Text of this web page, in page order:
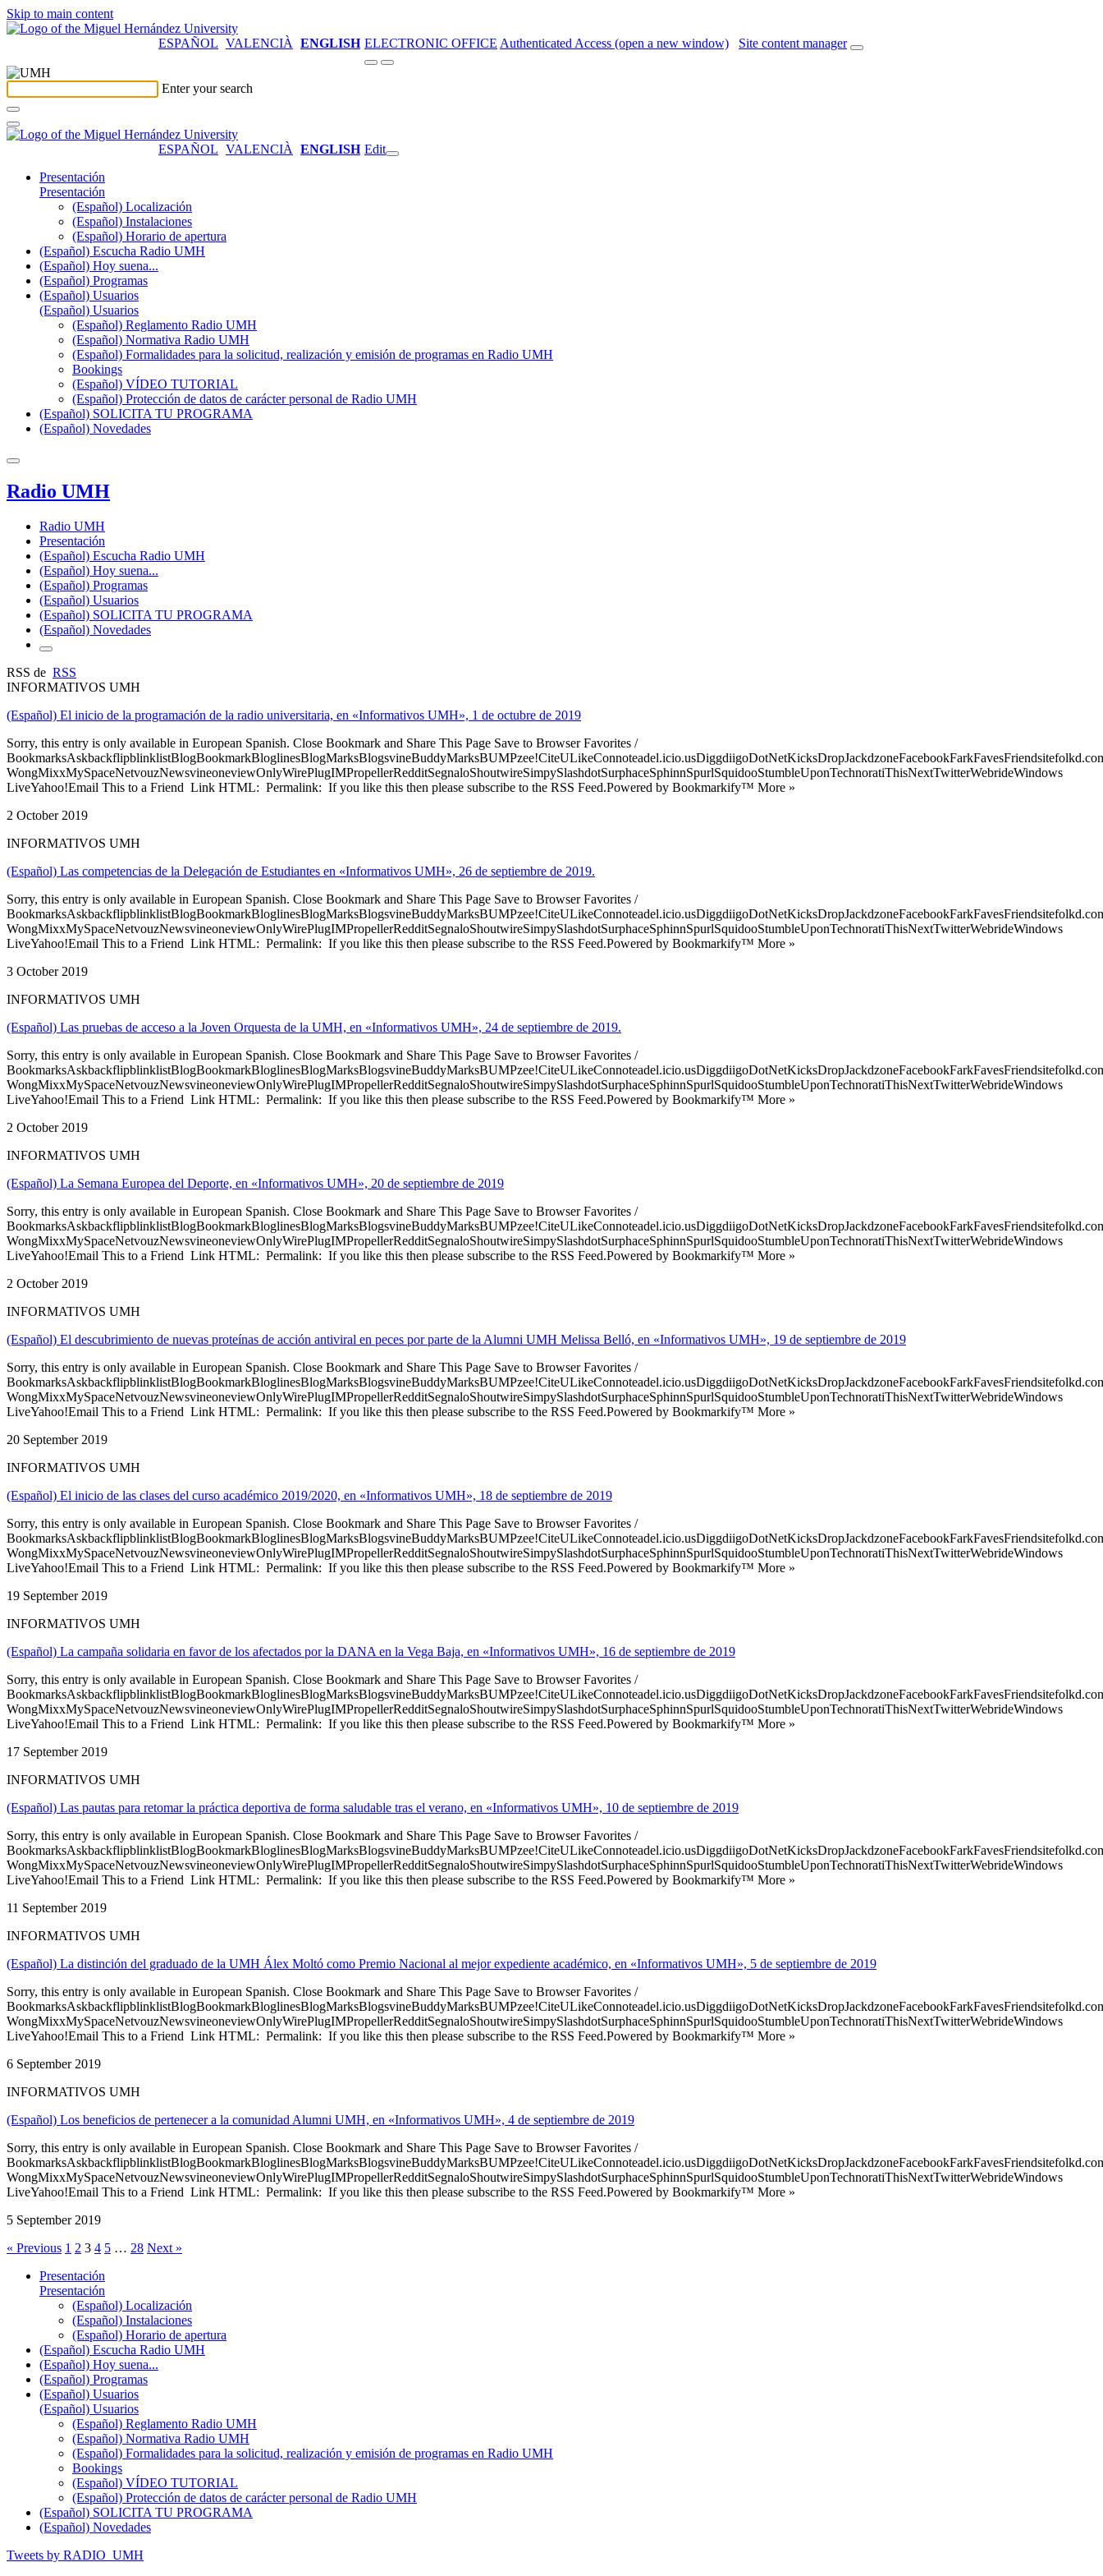
Skip to main content
ESPAÑOL VALENCIÀ ENGLISH ELECTRONIC OFFICE Authenticated Access (open a new window) Site content manager
Enter your search
ESPAÑOL VALENCIÀ ENGLISH Edit
Presentación
Presentación
(Español) Localización
(Español) Instalaciones
(Español) Horario de apertura
(Español) Escucha Radio UMH
(Español) Hoy suena...
(Español) Programas
(Español) Usuarios
(Español) Usuarios
(Español) Reglamento Radio UMH
(Español) Normativa Radio UMH
(Español) Formalidades para la solicitud, realización y emisión de programas en Radio UMH
Bookings
(Español) VÍDEO TUTORIAL
(Español) Protección de datos de carácter personal de Radio UMH
(Español) SOLICITA TU PROGRAMA
(Español) Novedades
Radio UMH
Radio UMH
Presentación
(Español) Escucha Radio UMH
(Español) Hoy suena...
(Español) Programas
(Español) Usuarios
(Español) SOLICITA TU PROGRAMA
(Español) Novedades
RSS de RSS
INFORMATIVOS UMH
(Español) El inicio de la programación de la radio universitaria, en «Informativos UMH», 1 de octubre de 2019
Sorry, this entry is only available in European Spanish. Close Bookmark and Share This Page Save to Browser Favorites /
WongMixxMySpaceNetvouzNewsvineoneviewOnlyWirePlugIMPropellerRedditSegnaloShoutwireSimpySlashdotSurphaceSphinnSpurlSquidooStumbleUponTechnoratiThisNextTwitterWebrideWindows
LiveYahoo!Email This to a Friend Link HTML: Permalink: If you like this then please subscribe to the RSS Feed.Powered by Bookmarkify™ More »
2 October 2019
INFORMATIVOS UMH
(Español) Las competencias de la Delegación de Estudiantes en «Informativos UMH», 26 de septiembre de 2019.
Sorry, this entry is only available in European Spanish. Close Bookmark and Share This Page Save to Browser Favorites /
WongMixxMySpaceNetvouzNewsvineoneviewOnlyWirePlugIMPropellerRedditSegnaloShoutwireSimpySlashdotSurphaceSphinnSpurlSquidooStumbleUponTechnoratiThisNextTwitterWebrideWindows
LiveYahoo!Email This to a Friend Link HTML: Permalink: If you like this then please subscribe to the RSS Feed.Powered by Bookmarkify™ More »
3 October 2019
INFORMATIVOS UMH
(Español) Las pruebas de acceso a la Joven Orquesta de la UMH, en «Informativos UMH», 24 de septiembre de 2019.
Sorry, this entry is only available in European Spanish. Close Bookmark and Share This Page Save to Browser Favorites /
WongMixxMySpaceNetvouzNewsvineoneviewOnlyWirePlugIMPropellerRedditSegnaloShoutwireSimpySlashdotSurphaceSphinnSpurlSquidooStumbleUponTechnoratiThisNextTwitterWebrideWindows
LiveYahoo!Email This to a Friend Link HTML: Permalink: If you like this then please subscribe to the RSS Feed.Powered by Bookmarkify™ More »
2 October 2019
INFORMATIVOS UMH
(Español) La Semana Europea del Deporte, en «Informativos UMH», 20 de septiembre de 2019
Sorry, this entry is only available in European Spanish. Close Bookmark and Share This Page Save to Browser Favorites /
WongMixxMySpaceNetvouzNewsvineoneviewOnlyWirePlugIMPropellerRedditSegnaloShoutwireSimpySlashdotSurphaceSphinnSpurlSquidooStumbleUponTechnoratiThisNextTwitterWebrideWindows
LiveYahoo!Email This to a Friend Link HTML: Permalink: If you like this then please subscribe to the RSS Feed.Powered by Bookmarkify™ More »
2 October 2019
INFORMATIVOS UMH
(Español) El descubrimiento de nuevas proteínas de acción antiviral en peces por parte de la Alumni UMH Melissa Belló, en «Informativos UMH», 19 de septiembre de 2019
Sorry, this entry is only available in European Spanish. Close Bookmark and Share This Page Save to Browser Favorites /
WongMixxMySpaceNetvouzNewsvineoneviewOnlyWirePlugIMPropellerRedditSegnaloShoutwireSimpySlashdotSurphaceSphinnSpurlSquidooStumbleUponTechnoratiThisNextTwitterWebrideWindows
LiveYahoo!Email This to a Friend Link HTML: Permalink: If you like this then please subscribe to the RSS Feed.Powered by Bookmarkify™ More »
20 September 2019
INFORMATIVOS UMH
(Español) El inicio de las clases del curso académico 2019/2020, en «Informativos UMH», 18 de septiembre de 2019
Sorry, this entry is only available in European Spanish. Close Bookmark and Share This Page Save to Browser Favorites /
WongMixxMySpaceNetvouzNewsvineoneviewOnlyWirePlugIMPropellerRedditSegnaloShoutwireSimpySlashdotSurphaceSphinnSpurlSquidooStumbleUponTechnoratiThisNextTwitterWebrideWindows
LiveYahoo!Email This to a Friend Link HTML: Permalink: If you like this then please subscribe to the RSS Feed.Powered by Bookmarkify™ More »
19 September 2019
INFORMATIVOS UMH
(Español) La campaña solidaria en favor de los afectados por la DANA en la Vega Baja, en «Informativos UMH», 16 de septiembre de 2019
Sorry, this entry is only available in European Spanish. Close Bookmark and Share This Page Save to Browser Favorites /
WongMixxMySpaceNetvouzNewsvineoneviewOnlyWirePlugIMPropellerRedditSegnaloShoutwireSimpySlashdotSurphaceSphinnSpurlSquidooStumbleUponTechnoratiThisNextTwitterWebrideWindows
LiveYahoo!Email This to a Friend Link HTML: Permalink: If you like this then please subscribe to the RSS Feed.Powered by Bookmarkify™ More »
17 September 2019
INFORMATIVOS UMH
(Español) Las pautas para retomar la práctica deportiva de forma saludable tras el verano, en «Informativos UMH», 10 de septiembre de 2019
Sorry, this entry is only available in European Spanish. Close Bookmark and Share This Page Save to Browser Favorites /
WongMixxMySpaceNetvouzNewsvineoneviewOnlyWirePlugIMPropellerRedditSegnaloShoutwireSimpySlashdotSurphaceSphinnSpurlSquidooStumbleUponTechnoratiThisNextTwitterWebrideWindows
LiveYahoo!Email This to a Friend Link HTML: Permalink: If you like this then please subscribe to the RSS Feed.Powered by Bookmarkify™ More »
11 September 2019
INFORMATIVOS UMH
(Español) La distinción del graduado de la UMH Álex Moltó como Premio Nacional al mejor expediente académico, en «Informativos UMH», 5 de septiembre de 2019
Sorry, this entry is only available in European Spanish. Close Bookmark and Share This Page Save to Browser Favorites /
WongMixxMySpaceNetvouzNewsvineoneviewOnlyWirePlugIMPropellerRedditSegnaloShoutwireSimpySlashdotSurphaceSphinnSpurlSquidooStumbleUponTechnoratiThisNextTwitterWebrideWindows
LiveYahoo!Email This to a Friend Link HTML: Permalink: If you like this then please subscribe to the RSS Feed.Powered by Bookmarkify™ More »
6 September 2019
INFORMATIVOS UMH
(Español) Los beneficios de pertenecer a la comunidad Alumni UMH, en «Informativos UMH», 4 de septiembre de 2019
Sorry, this entry is only available in European Spanish. Close Bookmark and Share This Page Save to Browser Favorites /
WongMixxMySpaceNetvouzNewsvineoneviewOnlyWirePlugIMPropellerRedditSegnaloShoutwireSimpySlashdotSurphaceSphinnSpurlSquidooStumbleUponTechnoratiThisNextTwitterWebrideWindows
LiveYahoo!Email This to a Friend Link HTML: Permalink: If you like this then please subscribe to the RSS Feed.Powered by Bookmarkify™ More »
5 September 2019
« Previous 1 2 3 4 5 … 28 Next »
Presentación
Presentación
(Español) Localización
(Español) Instalaciones
(Español) Horario de apertura
(Español) Escucha Radio UMH
(Español) Hoy suena...
(Español) Programas
(Español) Usuarios
(Español) Usuarios
(Español) Reglamento Radio UMH
(Español) Normativa Radio UMH
(Español) Formalidades para la solicitud, realización y emisión de programas en Radio UMH
Bookings
(Español) VÍDEO TUTORIAL
(Español) Protección de datos de carácter personal de Radio UMH
(Español) SOLICITA TU PROGRAMA
(Español) Novedades
Tweets by RADIO_UMH